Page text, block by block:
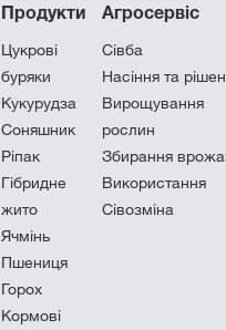
Продукти
Цукровi
буряки
Кукурудза
Соняшник
Ріпак
Гібридне
жито
Ячмінь
Пшениця
Горох
Кормові
Агросервіс
Сівба
Насіння та
Вирощування
рослин
Збирання
Використання
Сівозміна